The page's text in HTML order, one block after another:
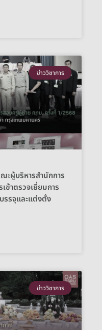
ข่าววิชาการ
ะผู้บริหารสำนักการ
ข้าตรวจเยี่ยมการ
รรจุและแต่งตั้ง
ข่าววิชาการ